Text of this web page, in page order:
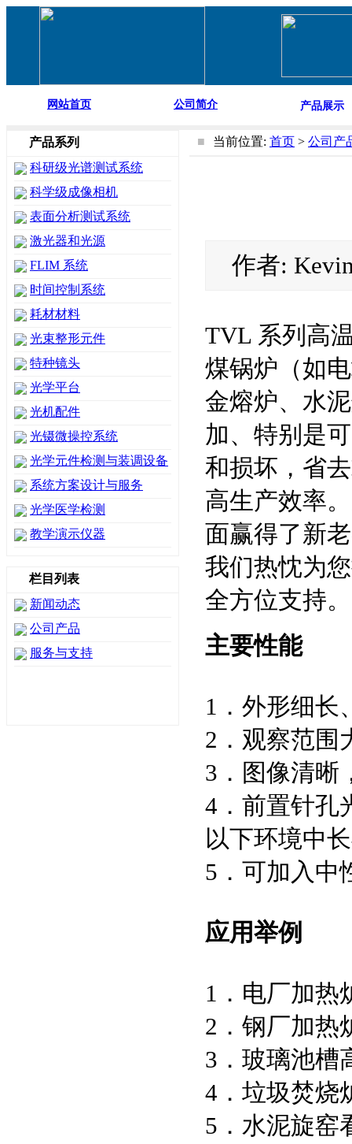
网站首页 公司简介 产品展示
产品系列
科研级光谱测试系统
科学级成像相机
表面分析测试系统
激光器和光源
FLIM 系统
时间控制系统
耗材材料
光束整形元件
特种镜头
光学平台
光机配件
光镊微操控系统
光学元件检测与装调设备
系统方案设计与服务
光学医学检测
教学演示仪器
栏目列表
新闻动态
公司产品
服务与支持
■ 当前位置: 首页 > 公司产
作者:
TVL 系列高
煤锅炉（如
金熔炉、水
加、特别是
和损坏，省
高生产效率
面赢得了新
我们热忱为
全方位支持。
主要性能
1．外形细长
2．观察范围
3．图像清晰
4．前置针孔
以下环境中
5．可加入中
应用举例
1．电厂加热
2．钢厂加热
3．玻璃池槽
4．垃圾焚烧
5．水泥旋窑